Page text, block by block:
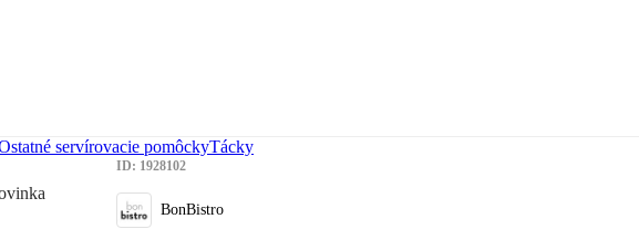
servírovacie pomôckyTácky
ID: 1928102
BonBistro